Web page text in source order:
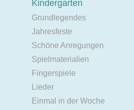
Kindergarten
Grundlegendes
Jahresfeste
Schöne Anregungen
Spielmaterialien
Fingerspiele
Lieder
Einmal in der Woche